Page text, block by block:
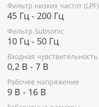
Фильтр низких частот (LPF)
45 Гц - 200 Гц
Фильтр Subsonic
10 Гц - 50 Гц
Входная чувствительность
0,2 В - 7 В
Рабочее напряжение
9 В - 16 В